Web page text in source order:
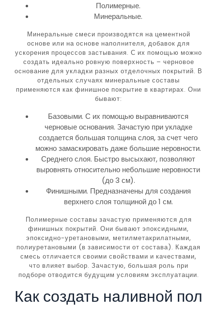
Полимерные.
Минеральные.
Минеральные смеси производятся на цементной
основе или на основе наполнителя, добавок для
ускорения процессов застывания. С их помощью можно
создать идеально ровную поверхность – черновое
основание для укладки разных отделочных покрытий. В
отдельных случаях минеральные составы
применяются как финишное покрытие в квартирах. Они
бывают:
Базовыми. С их помощью выравниваются
черновые основания. Зачастую при укладке
создается большая толщина слоя, за счет чего
можно замаскировать даже большие неровности.
Среднего слоя. Быстро высыхают, позволяют
выровнять относительно небольшие неровности
(до 3 см).
Финишными. Предназначены для создания
верхнего слоя толщиной до 1 см.
Полимерные составы зачастую применяются для
финишных покрытий. Они бывают эпоксидными,
эпоксидно-уретановыми, метилметакрилатными,
полиуретановыми (в зависимости от состава). Каждая
смесь отличается своими свойствами и качествами,
что влияет выбор. Зачастую, большая роль при
подборе отводится будущим условиям эксплуатации.
Как создать наливной пол